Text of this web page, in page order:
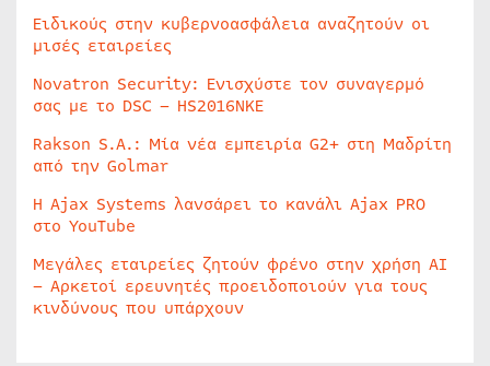
Ειδικούς στην κυβερνοασφάλεια αναζητούν οι
μισές εταιρείες
Novatron Security: Ενισχύστε τον συναγερμό
σας με το DSC – HS2016NKE
Rakson S.A.: Μία νέα εμπειρία G2+ στη Μαδρίτη
από την Golmar
Η Ajax Systems λανσάρει το κανάλι Ajax PRO
στο YouTube
Μεγάλες εταιρείες ζητούν φρένο στην χρήση AI
– Αρκετοί ερευνητές προειδοποιούν για τους
κινδύνους που υπάρχουν